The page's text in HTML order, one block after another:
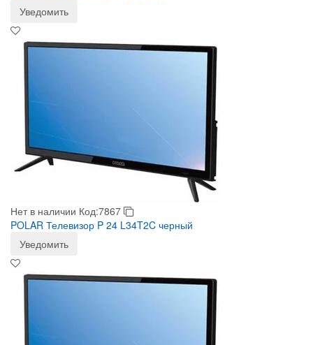
Уведомить
Нет в наличии Код:7867
POLAR Телевизор P 24 L34T2C черный
Уведомить